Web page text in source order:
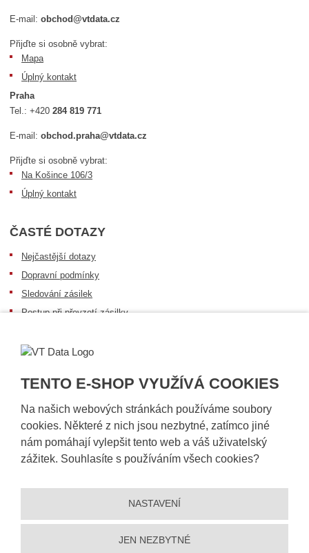
TENTO E-SHOP VYUŽÍVÁ COOKIES
Na našich webových stránkách používáme soubory
cookies. Některé z nich jsou nezbytné, zatímco jiné
nám pomáhají vylepšit tento web a váš uživatelský
zážitek. Souhlasíte s používáním všech cookies?
NASTAVENÍ
JEN NEZBYTNÉ
E-mail:obchod@vtdata.cz
Přijďte si osobně vybrat:
Mapa
Úplný kontakt
Praha
Tel.:+420284 819 771
E-mail:obchod.praha@vtdata.cz
Přijďte si osobně vybrat:
Na Košince 106/3
Úplný kontakt
ČASTÉ DOTAZY
Nejčastější dotazy
Dopravní podmínky
Sledování zásilek
Postup při převzetí zásilky
Obecné informace
Prohlášení o přístupnosti |Ochrana osobních údajů |Mapa stránek ||